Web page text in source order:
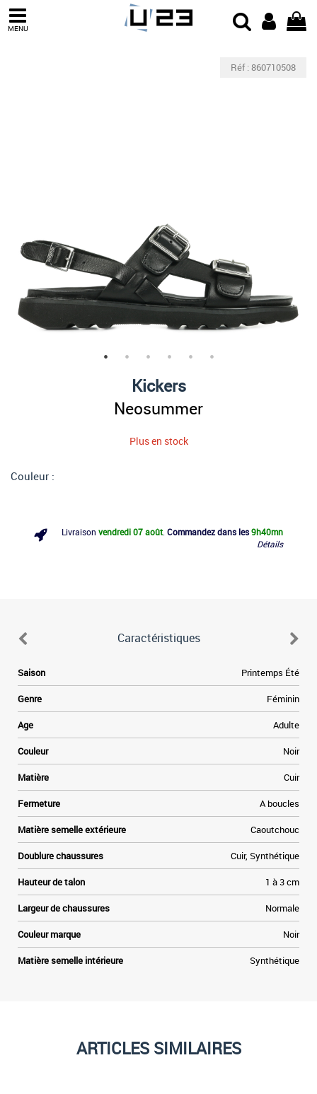
MENU
Réf : 860710508
Kickers
Neosummer
Plus en stock
Couleur :
Livraison vendredi 07 août Commandez dans les9h40mn
Détails
Caractéristiques
Saison Printemps Été
Genre Féminin
Age Adulte
Couleur Noir
Matière Cuir
Fermeture A boucles
Matière semelle extérieure Caoutchouc
Doublure chaussures Cuir, Synthétique
Hauteur de talon 1 à 3 cm
Largeur de chaussures Normale
Couleur marque Noir
Matière semelle intérieure Synthétique
ARTICLES SIMILAIRES